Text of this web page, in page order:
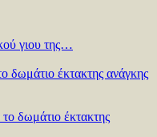
γιου της…
δωμάτιο έκτακτης ανάγκης
δωμάτιο έκτακτης